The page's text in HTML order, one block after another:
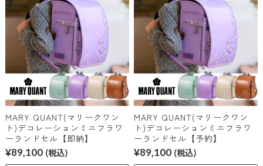
MARY QUANT(マリークワン
ト)デコレーションミニフラワ
ーランドセル【即納】
¥89,100 (税込)
MARY QUANT(マリークワン
ト)デコレーションミニフラワ
ーランドセル【予約】
¥89,100 (税込)